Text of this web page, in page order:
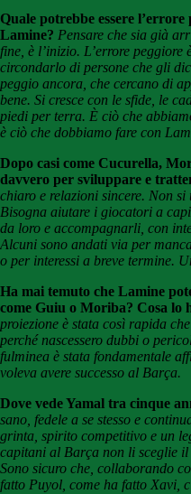
Quale potrebbe essere
Lamine? Pensare che sia già
fine, è l’inizio. L’errore
circondarlo di persone che gli
peggio ancora, che cercano di
bene. Si cresce con le sfide, le
piedi per terra. È ciò che
è ciò che dobbiamo fare con
Dopo casi come Cucurella,
davvero per sviluppare e
chiaro e relazioni sincere. Non
Bisogna aiutare i giocatori a
da loro e accompagnarli, con
Alcuni sono andati via per
o per interessi a breve termine.
Ha mai temuto che Lamine
come Guiu o Moriba? Cosa lo
proiezione è stata così rapida
perché nascessero dubbi o
fulminea è stata fondamentale
voleva avere successo al Barça.
Dove vede Yamal tra cinque
sano, fedele a se stesso e
grinta, spirito competitivo e un
capitani al Barça non li sceglie
Sono sicuro che, collaborando
fatto Puyol, come ha fatto Xavi,